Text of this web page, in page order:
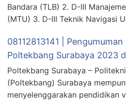
Bandara (TLB) 2. D-III
(MTU) 3. D-III Teknik Navigasi
08112813141 |
Poltekbang Surabaya 2023
Poltekbang Surabaya –
(Poltekbang) Surabaya
menyelenggarakan pendidikan